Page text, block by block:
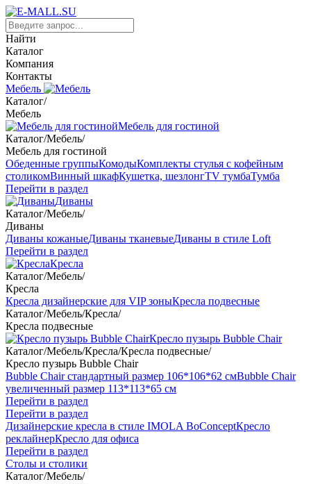
Найти
Каталог
Компания
Контакты
Мебель
Каталог/
Мебель
Мебель для гостиной
Каталог/Мебель/
Мебель для гостиной
Обеденные группыКомодыКомплекты стулья с кофейным
столикомВинный шкафКушетка, шезлонгTV тумбаТумба
Перейти в раздел
Диваны
Каталог/Мебель/
Диваны
Диваны кожаныеДиваны тканевыеДиваны в стиле Loft
Перейти в раздел
Кресла
Каталог/Мебель/
Кресла
Кресла дизайнерские для VIP зоныКресла подвесные
Каталог/Мебель/Кресла/
Кресла подвесные
Кресло пузырь Bubble Chair
Каталог/Мебель/Кресла/Кресла подвесные/
Кресло пузырь Bubble Chair
Bubble Chair стандартный размер 106*106*62 смBubble Chair
увеличенный размер 113*113*65 см
Перейти в раздел
Перейти в раздел
Дизайнерские кресла в стиле IMOLA BoConceptКресло
реклайнерКресло для офиса
Перейти в раздел
Столы и столики
Каталог/Мебель/